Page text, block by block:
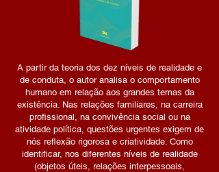
A partir da teoria dos dez níveis de realidade e
de conduta, o autor analisa o comportamento
humano em relação aos grandes temas da
existência. Nas relações familiares, na carreira
profissional, na convivência social ou na
atividade política, questões urgentes exigem de
nós reflexão rigorosa e criatividade. Como
identificar, nos diferentes níveis de realidade
(objetos úteis, relações interpessoais,